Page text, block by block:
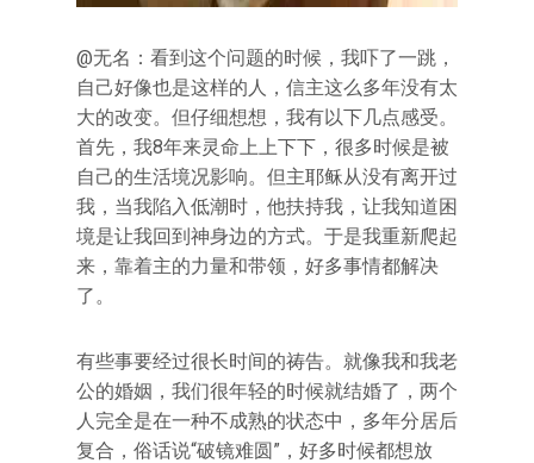
@无名：看到这个问题的时候，我吓了一跳，
自己好像也是这样的人，信主这么多年没有太
大的改变。但仔细想想，我有以下几点感受。
首先，我8年来灵命上上下下，很多时候是被
自己的生活境况影响。但主耶稣从没有离开过
我，当我陷入低潮时，他扶持我，让我知道困
境是让我回到神身边的方式。于是我重新爬起
来，靠着主的力量和带领，好多事情都解决
了。
有些事要经过很长时间的祷告。就像我和我老
公的婚姻，我们很年轻的时候就结婚了，两个
人完全是在一种不成熟的状态中，多年分居后
复合，俗话说“破镜难圆”，好多时候都想放